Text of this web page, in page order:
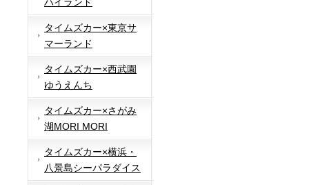
ハイランド
タイムズカー×東京サ
マーランド
タイムズカー×西武園
ゆうえんち
タイムズカー×さがみ
湖MORI MORI
タイムズカー×横浜・
八景島シーパラダイス